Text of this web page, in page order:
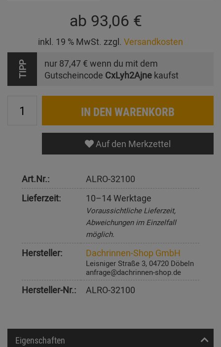
ab 93,06 €
inkl. 19 % MwSt. zzgl. Versandkosten
TIPP nur 87,47 € wenn du mit dem
Gutscheincode CxLyh2Ajne kaufst
IN DEN WARENKORB
Auf den Merkzettel
Art.Nr.:
ALRO-32100
Lieferzeit:
10–14 Werktage
Voraussichtliche Lieferzeit,
Abweichungen im Einzelfall
möglich.
Hersteller: Dachrinnen-Shop GmbH
Leisniger Straße 3, 04720 Döbeln
anfrage@dachrinnen-shop.de
Hersteller-Nr.: ALRO-32100
Eigenschaften